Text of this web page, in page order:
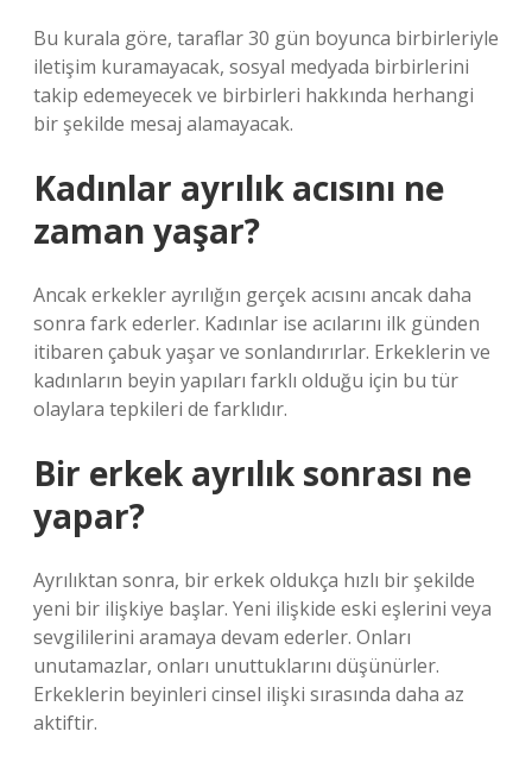
Bu kurala göre, taraflar 30 gün boyunca birbirleriyle
iletişim kuramayacak, sosyal medyada birbirlerini
takip edemeyecek ve birbirleri hakkında herhangi
bir şekilde mesaj alamayacak.
Kadınlar ayrılık acısını ne
zaman yaşar?
Ancak erkekler ayrılığın gerçek acısını ancak daha
sonra fark ederler. Kadınlar ise acılarını ilk günden
itibaren çabuk yaşar ve sonlandırırlar. Erkeklerin ve
kadınların beyin yapıları farklı olduğu için bu tür
olaylara tepkileri de farklıdır.
Bir erkek ayrılık sonrası ne
yapar?
Ayrılıktan sonra, bir erkek oldukça hızlı bir şekilde
yeni bir ilişkiye başlar. Yeni ilişkide eski eşlerini veya
sevgililerini aramaya devam ederler. Onları
unutamazlar, onları unuttuklarını düşünürler.
Erkeklerin beyinleri cinsel ilişki sırasında daha az
aktiftir.